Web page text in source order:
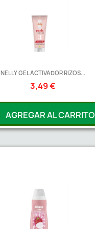
NELLY GEL ACTIVADOR RIZOS...
3,49 €
AGREGAR AL CARRITO